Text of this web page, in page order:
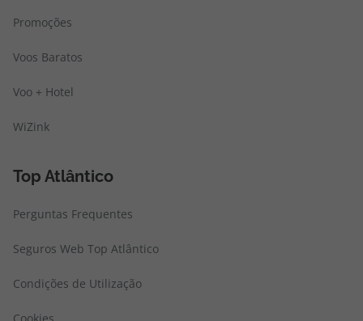
Promoções
Voos Baratos
Voo + Hotel
WiZink
Top Atlântico
Perguntas Frequentes
Seguros Web Top Atlântico
Condições de Utilização